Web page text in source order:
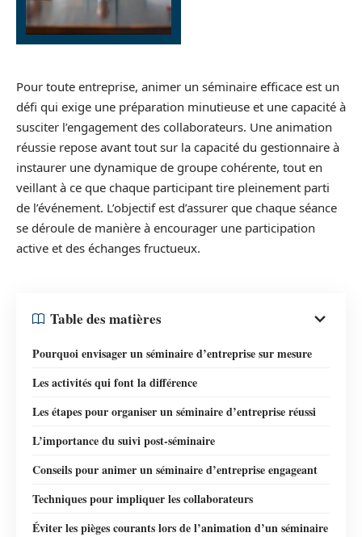
Pour toute entreprise, animer un séminaire efficace est un
défi qui exige une préparation minutieuse et une capacité à
susciter l’engagement des collaborateurs. Une animation
réussie repose avant tout sur la capacité du gestionnaire à
instaurer une dynamique de groupe cohérente, tout en
veillant à ce que chaque participant tire pleinement parti
de l’événement. L’objectif est d’assurer que chaque séance
se déroule de manière à encourager une participation
active et des échanges fructueux.
Table des matières
Pourquoi envisager un séminaire d’entreprise sur mesure
Les activités qui font la différence
Les étapes pour organiser un séminaire d’entreprise réussi
L’importance du suivi post-séminaire
Conseils pour animer un séminaire d’entreprise engageant
Techniques pour impliquer les collaborateurs
Éviter les pièges courants lors de l’animation d’un séminaire